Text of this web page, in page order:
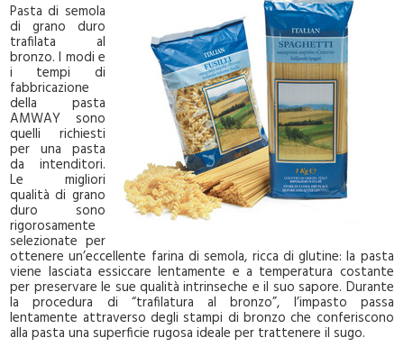
Pasta di semola
di grano duro
trafilata al
bronzo. I modi e
i tempi di
fabbricazione
della pasta
AMWAY sono
quelli richiesti
per una pasta
da intenditori.
Le migliori
qualità di grano
duro sono
rigorosamente
selezionate per
ottenere un’eccellente farina di semola, ricca di glutine: la pasta
viene lasciata essiccare lentamente e a temperatura costante
per preservare le sue qualità intrinseche e il suo sapore. Durante
la procedura di “trafilatura al bronzo”, l’impasto passa
lentamente attraverso degli stampi di bronzo che conferiscono
alla pasta una superficie rugosa ideale per trattenere il sugo.